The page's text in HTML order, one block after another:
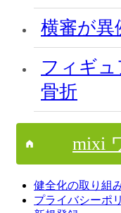
横審が異
フィギ
骨折
mixi
健全化の取り組
プライバシーポ